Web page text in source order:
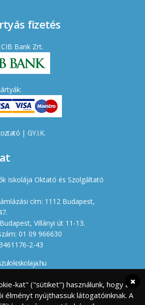
fizetés
Bank Zrt.
| GY.I.K.
Iskolája Oktató és Szolgáltató
cím: 1112 Budapest,
Villányi út 11-13.
01 09 966630
2-43
Készítette
kat" ("sütiket") használunk, hogy a
élményt nyújthassuk látogatóinknak. A